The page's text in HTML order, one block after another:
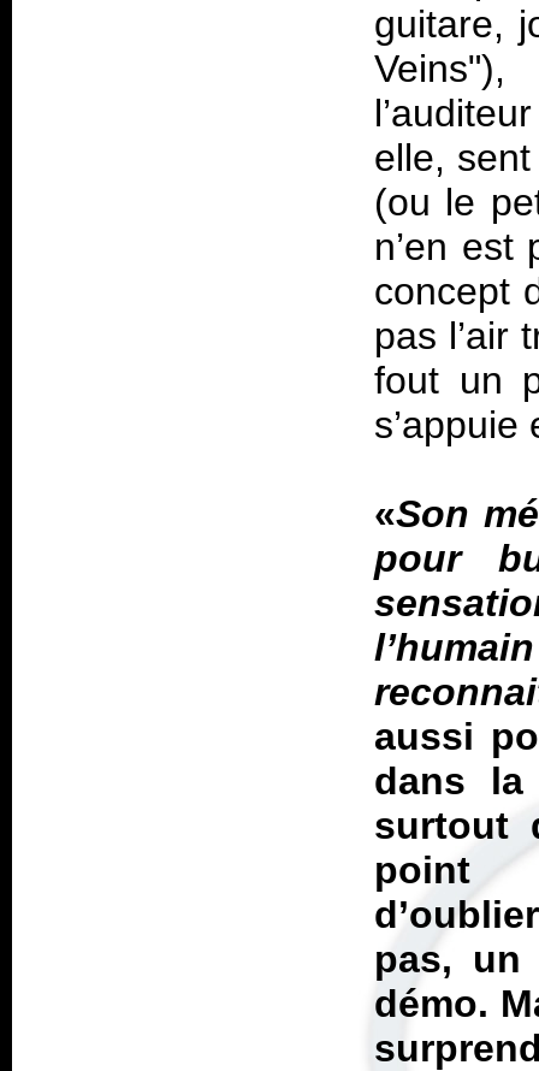
guitare,
elle,
(ou le
n’en est
concept
pas l’air
fout un
«Son
pour
aussi
dans la
surtout
point
pas, un
démo.